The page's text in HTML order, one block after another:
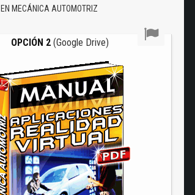
MECÁNICA AUTOMOTRIZ
OPCIÓN 2 (Google Drive)